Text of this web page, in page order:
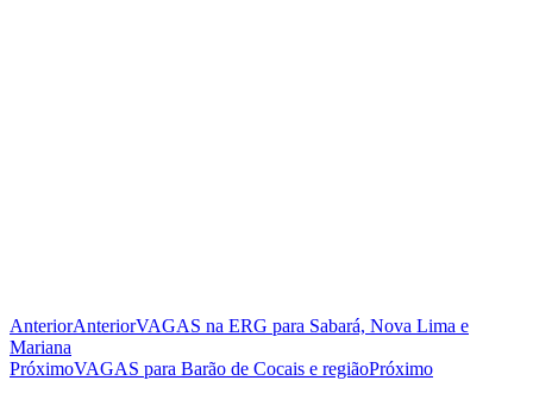
AnteriorAnteriorVAGAS na ERG para Sabará, Nova Lima e
Mariana
PróximoVAGAS para Barão de Cocais e regiãoPróximo